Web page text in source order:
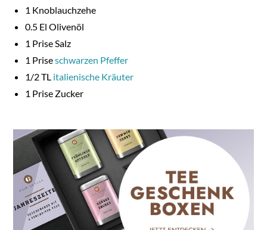
1 Knoblauchzehe
0.5 El Olivenöl
1 Prise Salz
1 Priseschwarzen Pfeffer
1/2TL italienische Kräuter
1 Prise Zucker